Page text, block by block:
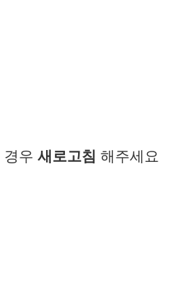
경우 새로고침 해주세요